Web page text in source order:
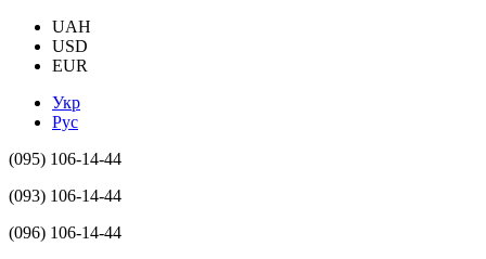
UAH
USD
EUR
Укр
Рус
(095) 106-14-44
(093) 106-14-44
(096) 106-14-44